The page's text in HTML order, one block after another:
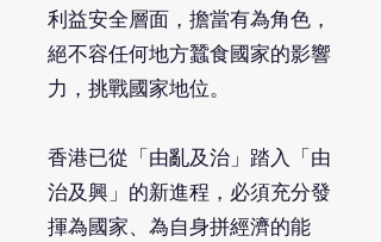
利益安全層面，擔當有為角色，
絕不容任何地方蠶食國家的影響
力，挑戰國家地位。
香港已從「由亂及治」踏入「由
治及興」的新進程，必須充分發
揮為國家、為自身拼經濟的能